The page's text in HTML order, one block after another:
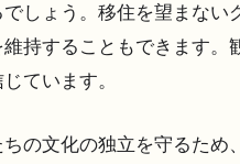
しょう。移住を望まない
持することもできます。
ています。
の文化の独立を守るため